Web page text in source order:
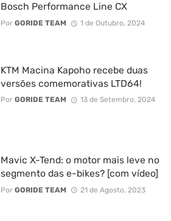
Bosch Performance Line CX
Por GORIDE TEAM 1 de Outubro, 2024
KTM Macina Kapoho recebe duas
versões comemorativas LTD64!
Por GORIDE TEAM 13 de Setembro, 2024
Mavic X-Tend: o motor mais leve no
segmento das e-bikes? [com vídeo]
Por GORIDE TEAM 21 de Agosto, 2023